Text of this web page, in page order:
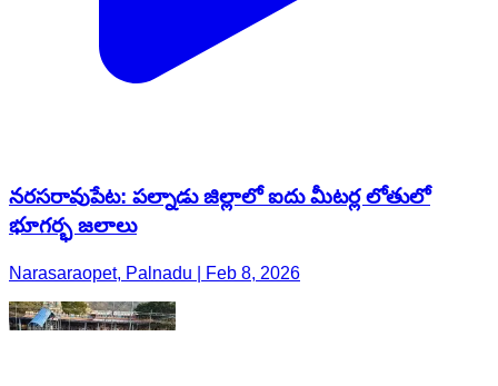
నరసరావుపేట: పల్నాడు జిల్లాలో ఐదు మీటర్ల లోతులో
భూగర్భ జలాలు
Narasaraopet, Palnadu | Feb 8, 2026